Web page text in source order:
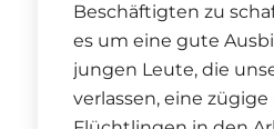
Beschäftigten zu
es um eine gute
jungen Leute, die
verlassen, eine